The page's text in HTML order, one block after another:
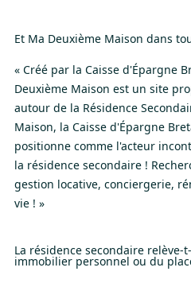
Et Ma Deuxième Maison dans
« Créé par la Caisse d'Épargne
Deuxième Maison est un site
autour de la Résidence
Maison, la Caisse d'Épargne
positionne comme l'acteur
la résidence secondaire !
gestion locative, conciergerie,
vie ! »
La résidence secondaire
immobilier personnel ou du